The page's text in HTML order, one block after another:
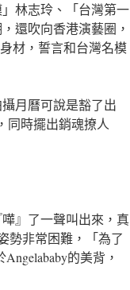
」林志玲、「台灣第一
還吹向香港演藝圈，
材，誓言和台灣名模
月曆可說是豁了出
同時擺出銷魂撩人
』了一聲叫出來，真
勢非常困難，「為了
的美背，